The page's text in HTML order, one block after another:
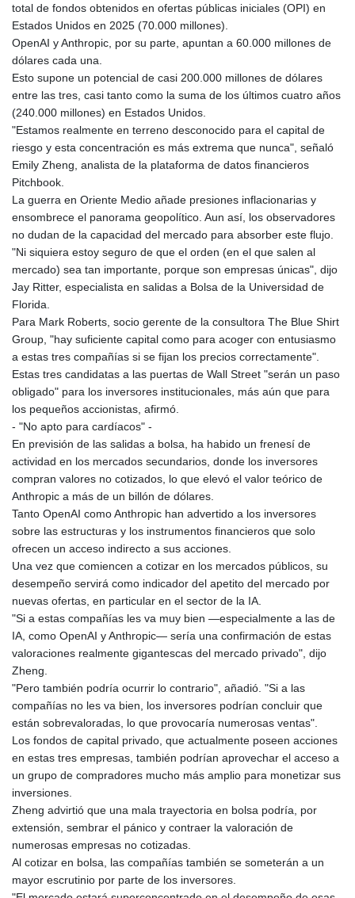
total de fondos obtenidos en ofertas públicas iniciales (OPI) en
Estados Unidos en 2025 (70.000 millones).
OpenAI y Anthropic, por su parte, apuntan a 60.000 millones de
dólares cada una.
Esto supone un potencial de casi 200.000 millones de dólares
entre las tres, casi tanto como la suma de los últimos cuatro años
(240.000 millones) en Estados Unidos.
"Estamos realmente en terreno desconocido para el capital de
riesgo y esta concentración es más extrema que nunca", señaló
Emily Zheng, analista de la plataforma de datos financieros
Pitchbook.
La guerra en Oriente Medio añade presiones inflacionarias y
ensombrece el panorama geopolítico. Aun así, los observadores
no dudan de la capacidad del mercado para absorber este flujo.
"Ni siquiera estoy seguro de que el orden (en el que salen al
mercado) sea tan importante, porque son empresas únicas", dijo
Jay Ritter, especialista en salidas a Bolsa de la Universidad de
Florida.
Para Mark Roberts, socio gerente de la consultora The Blue Shirt
Group, "hay suficiente capital como para acoger con entusiasmo
a estas tres compañías si se fijan los precios correctamente".
Estas tres candidatas a las puertas de Wall Street "serán un paso
obligado" para los inversores institucionales, más aún que para
los pequeños accionistas, afirmó.
- "No apto para cardíacos" -
En previsión de las salidas a bolsa, ha habido un frenesí de
actividad en los mercados secundarios, donde los inversores
compran valores no cotizados, lo que elevó el valor teórico de
Anthropic a más de un billón de dólares.
Tanto OpenAI como Anthropic han advertido a los inversores
sobre las estructuras y los instrumentos financieros que solo
ofrecen un acceso indirecto a sus acciones.
Una vez que comiencen a cotizar en los mercados públicos, su
desempeño servirá como indicador del apetito del mercado por
nuevas ofertas, en particular en el sector de la IA.
"Si a estas compañías les va muy bien —especialmente a las de
IA, como OpenAI y Anthropic— sería una confirmación de estas
valoraciones realmente gigantescas del mercado privado", dijo
Zheng.
"Pero también podría ocurrir lo contrario", añadió. "Si a las
compañías no les va bien, los inversores podrían concluir que
están sobrevaloradas, lo que provocaría numerosas ventas".
Los fondos de capital privado, que actualmente poseen acciones
en estas tres empresas, también podrían aprovechar el acceso a
un grupo de compradores mucho más amplio para monetizar sus
inversiones.
Zheng advirtió que una mala trayectoria en bolsa podría, por
extensión, sembrar el pánico y contraer la valoración de
numerosas empresas no cotizadas.
Al cotizar en bolsa, las compañías también se someterán a un
mayor escrutinio por parte de los inversores.